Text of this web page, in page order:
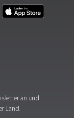
an und
Land.